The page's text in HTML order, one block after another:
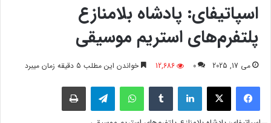
اسپاتیفای: پادشاه بلامنازع
پلتفرم‌های استریم موسیقی
می 17, 2025 0
12,686 خواندن این مطلب 5 دقیقه زمان میبرد
فیسبوک لینکدین واتس آپ